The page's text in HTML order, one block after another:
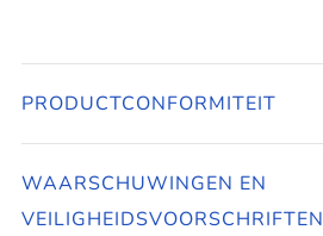
PRODUCTCONFORMITEIT
WAARSCHUWINGEN EN
VEILIGHEIDSVOORSCHRIFTEN